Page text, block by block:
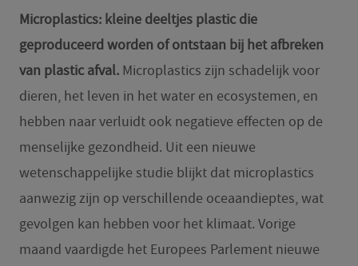
Microplastics: kleine deeltjes plastic die
geproduceerd worden of ontstaan bij het afbreken
van plastic afval. Microplastics zijn schadelijk voor
dieren, het leven in het water en ecosystemen, en
hebben naar verluidt ook negatieve effecten op de
menselijke gezondheid. Uit een nieuwe
wetenschappelijke studie blijkt dat microplastics
aanwezig zijn op verschillende oceaandieptes, wat
gevolgen kan hebben voor het klimaat. Vorige
maand vaardigde het Europees Parlement nieuwe